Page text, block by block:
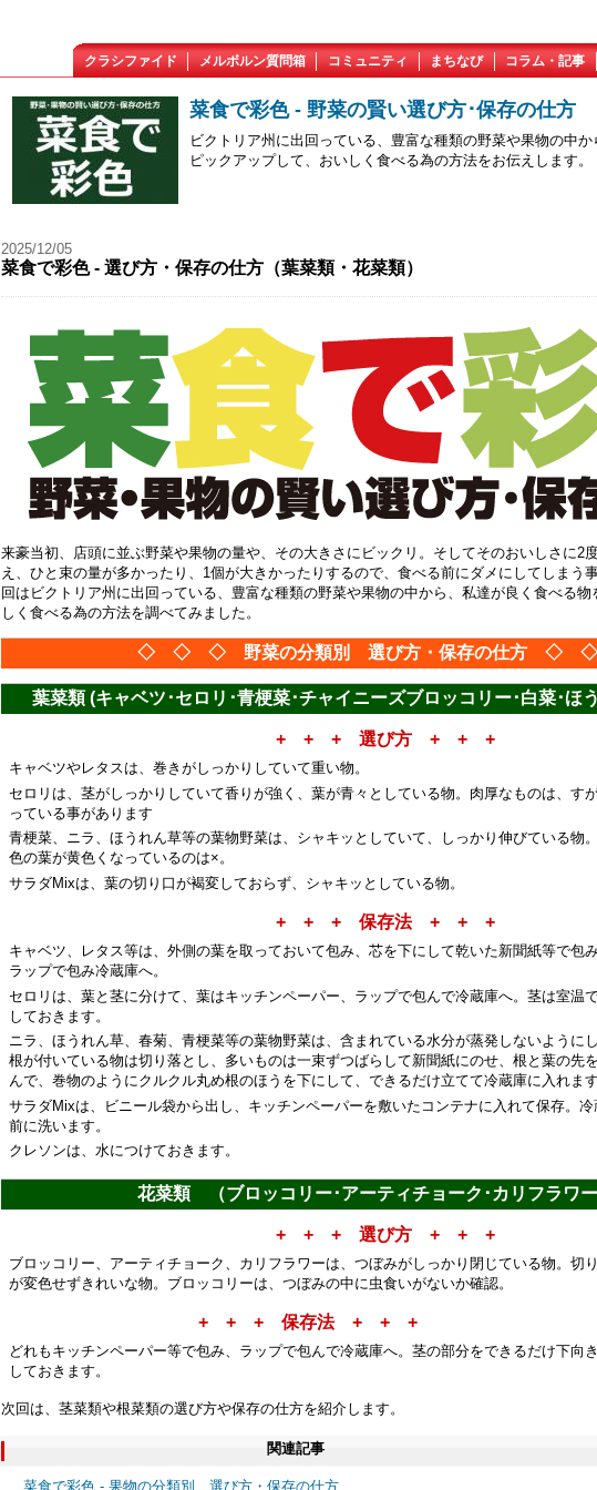
クラシファイド メルボルン質問箱 コミュニティ まちなび コラム・記事
菜食で彩色 - 野菜の賢い選び方･保存の仕方
ビクトリア州に出回っている、豊富な種類の野菜や果物の中
ピックアップして、おいしく食べる為の方法をお伝えします。
2025/12/05
菜食で彩色 - 選び方・保存の仕方（葉菜類・花菜類）
来豪当初、店頭に並ぶ野菜や果物の量や、その大きさにビックリ。そしてそのおいしさに2
え、ひと束の量が多かったり、1個が大きかったりするので、食べる前にダメにしてしま
回はビクトリア州に出回っている、豊富な種類の野菜や果物の中から、私達が良く食べる
しく食べる為の方法を調べてみました。
◇ ◇ ◇ 野菜の分類別 選び方・保存の仕方 ◇
葉菜類 (キャベツ･セロリ･青梗菜･チャイニーズブロッコリー･白菜･ほ
+ + + 選び方 + + +
キャベツやレタスは、巻きがしっかりしていて重い物。
セロリは、茎がしっかりしていて香りが強く、葉が青々としている物。肉厚なものは、す
っている事があります
青梗菜、ニラ、ほうれん草等の葉物野菜は、シャキッとしていて、しっかり伸びている物
色の葉が黄色くなっているのは×。
サラダMixは、葉の切り口が褐変しておらず、シャキッとしている物。
+ + + 保存法 + + +
キャベツ、レタス等は、外側の葉を取っておいて包み、芯を下にして乾いた新聞紙等で包
ラップで包み冷蔵庫へ。
セロリは、葉と茎に分けて、葉はキッチンペーパー、ラップで包んで冷蔵庫へ。茎は室温
しておきます。
ニラ、ほうれん草、春菊、青梗菜等の葉物野菜は、含まれている水分が蒸発しないようにし
根が付いている物は切り落とし、多いものは一束ずつばらして新聞紙にのせ、根と葉の先
んで、巻物のようにクルクル丸め根のほうを下にして、できるだけ立てて冷蔵庫に入れます
サラダMixは、ビニール袋から出し、キッチンペーパーを敷いたコンテナに入れて保存。
前に洗います。
クレソンは、水につけておきます。
花菜類 （ブロッコリー･アーティチョーク･カリフラワー
+ + + 選び方 + + +
ブロッコリー、アーティチョーク、カリフラワーは、つぼみがしっかり閉じている物。切
が変色せずきれいな物。ブロッコリーは、つぼみの中に虫食いがないか確認。
+ + + 保存法 + + +
どれもキッチンペーパー等で包み、ラップで包んで冷蔵庫へ。茎の部分をできるだけ下向
しておきます。
次回は、茎菜類や根菜類の選び方や保存の仕方を紹介します。
関連記事
菜食で彩色 - 果物の分類別 選び方・保存の仕方